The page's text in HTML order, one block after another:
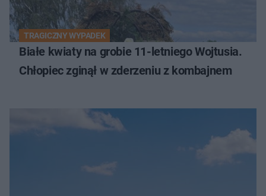
TRAGICZNY WYPADEK
Białe kwiaty na grobie 11-letniego Wojtusia.
Chłopiec zginął w zderzeniu z kombajnem